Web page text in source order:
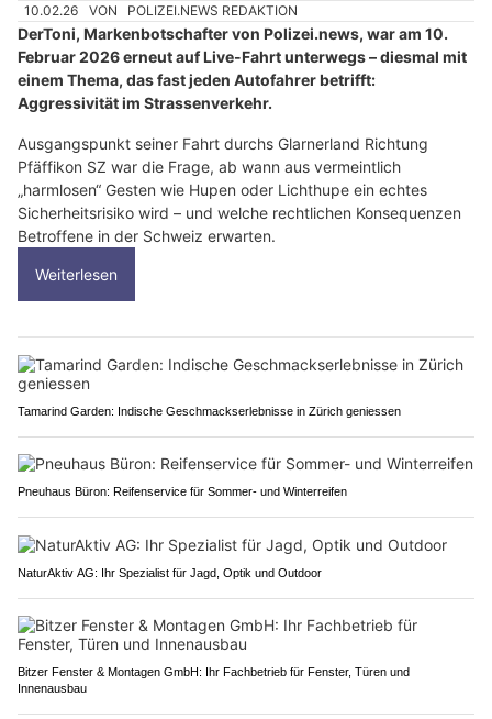
10.02.26 VON POLIZEI.NEWS REDAKTION
DerToni, Markenbotschafter von Polizei.news, war am 10.
Februar 2026 erneut auf Live-Fahrt unterwegs – diesmal mit
einem Thema, das fast jeden Autofahrer betrifft:
Aggressivität im Strassenverkehr.
Ausgangspunkt seiner Fahrt durchs Glarnerland Richtung
Pfäffikon SZ war die Frage, ab wann aus vermeintlich
„harmlosen“ Gesten wie Hupen oder Lichthupe ein echtes
Sicherheitsrisiko wird – und welche rechtlichen Konsequenzen
Betroffene in der Schweiz erwarten.
Weiterlesen
Tamarind Garden: Indische Geschmackserlebnisse in Zürich geniessen
Pneuhaus Büron: Reifenservice für Sommer- und Winterreifen
NaturAktiv AG: Ihr Spezialist für Jagd, Optik und Outdoor
Bitzer Fenster & Montagen GmbH: Ihr Fachbetrieb für Fenster, Türen und
Innenausbau